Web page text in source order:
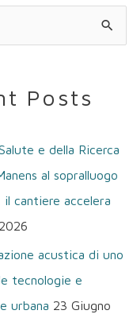
Posts
e della Ricerca
al sopralluogo
cantiere accelera
acustica di uno
tecnologie e
urbana 23 Giugno